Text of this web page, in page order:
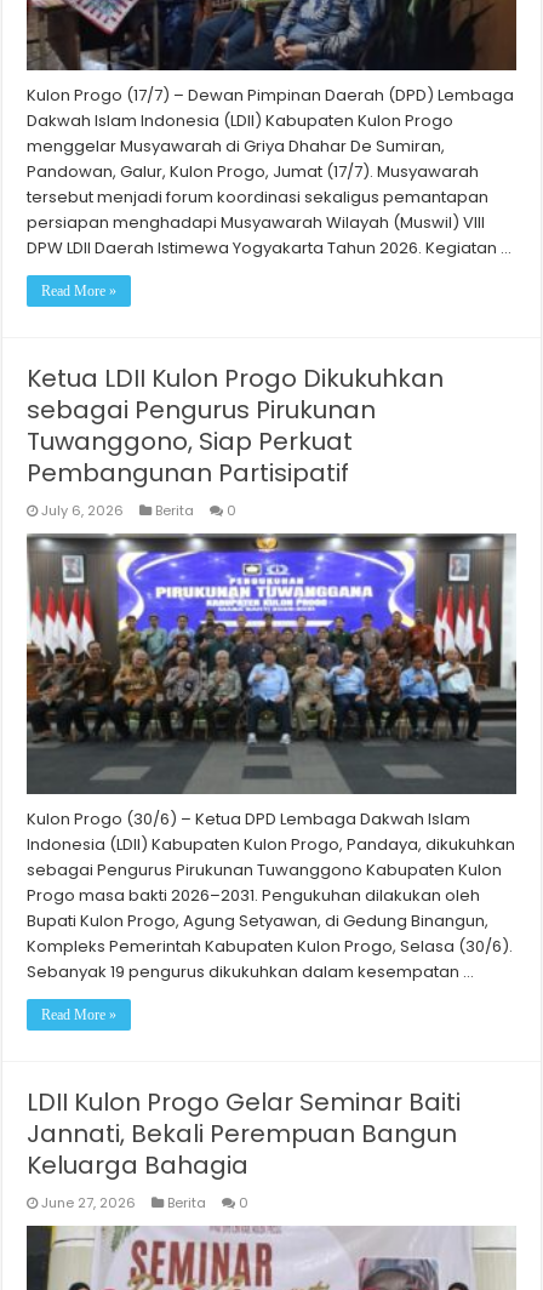
Kulon Progo (17/7) – Dewan Pimpinan Daerah (DPD) Lembaga
Dakwah Islam Indonesia (LDII) Kabupaten Kulon Progo
menggelar Musyawarah di Griya Dhahar De Sumiran,
Pandowan, Galur, Kulon Progo, Jumat (17/7). Musyawarah
tersebut menjadi forum koordinasi sekaligus pemantapan
persiapan menghadapi Musyawarah Wilayah (Muswil) VIII
DPW LDII Daerah Istimewa Yogyakarta Tahun 2026. Kegiatan …
Read More »
Ketua LDII Kulon Progo Dikukuhkan
sebagai Pengurus Pirukunan
Tuwanggono, Siap Perkuat
Pembangunan Partisipatif
July 6, 2026 Berita 0
Kulon Progo (30/6) – Ketua DPD Lembaga Dakwah Islam
Indonesia (LDII) Kabupaten Kulon Progo, Pandaya, dikukuhkan
sebagai Pengurus Pirukunan Tuwanggono Kabupaten Kulon
Progo masa bakti 2026–2031. Pengukuhan dilakukan oleh
Bupati Kulon Progo, Agung Setyawan, di Gedung Binangun,
Kompleks Pemerintah Kabupaten Kulon Progo, Selasa (30/6).
Sebanyak 19 pengurus dikukuhkan dalam kesempatan …
Read More »
LDII Kulon Progo Gelar Seminar Baiti
Jannati, Bekali Perempuan Bangun
Keluarga Bahagia
June 27, 2026 Berita 0